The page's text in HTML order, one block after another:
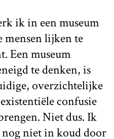
ik in een museum
mensen lijken te
Een museum
te denken, is
overzichtelijke
confusie
Niet dus. Ik
nog niet in koud door